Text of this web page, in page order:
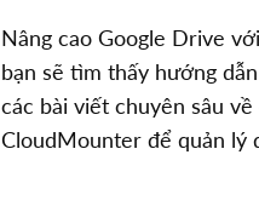
Nâng cao Google Drive
bạn sẽ tìm thấy hướng
các bài viết chuyên sâu
CloudMounter để quản lý